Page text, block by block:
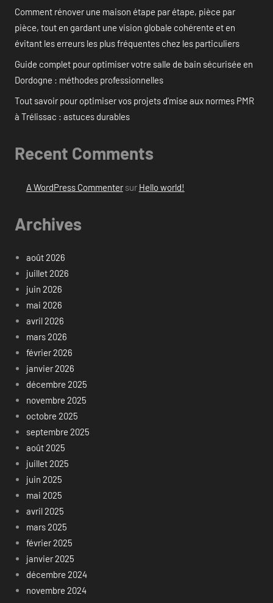
Comment rénover une maison étape par étape, pièce par
pièce, tout en gardant une vision globale cohérente et en
évitant les erreurs les plus fréquentes chez les particuliers
Guide complet pour optimiser votre salle de bain sécurisée en
Dordogne : méthodes professionnelles
Tout savoir pour optimiser vos projets d’mise aux normes PMR
à Trélissac : astuces durables
Recent Comments
A WordPress Commentersur Hello world!
Archives
août 2026
juillet 2026
juin 2026
mai 2026
avril 2026
mars 2026
février 2026
janvier 2026
décembre 2025
novembre 2025
octobre 2025
septembre 2025
août 2025
juillet 2025
juin 2025
mai 2025
avril 2025
mars 2025
février 2025
janvier 2025
décembre 2024
novembre 2024